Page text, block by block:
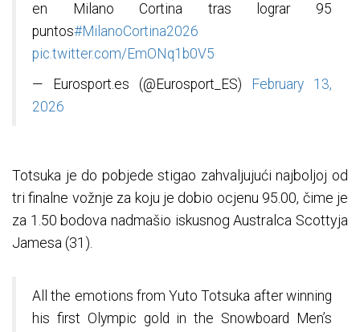
en Milano Cortina tras lograr 95
puntos#MilanoCortina2026
pic.twitter.com/EmONq1b0V5
— Eurosport.es (@Eurosport_ES)
February 13,
2026
Totsuka je do pobjede stigao zahvaljujući najboljoj od
tri finalne vožnje za koju je dobio ocjenu 95.00, čime je
za 1.50 bodova nadmašio iskusnog Australca Scottyja
Jamesa (31).
All the emotions from Yuto Totsuka after winning
his first Olympic gold in the Snowboard Men’s